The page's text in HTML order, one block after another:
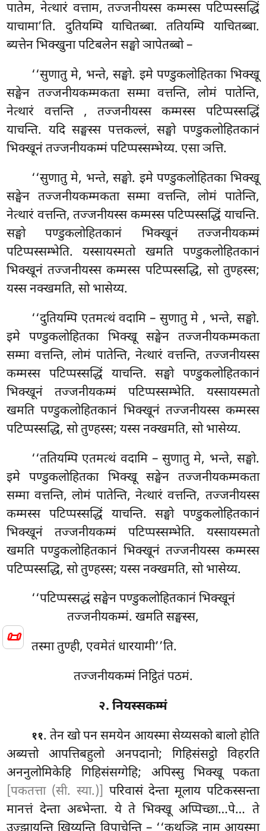
📜
पातेम, नेत्थारं वत्ताम, तज्जनीयस्स कम्मस्स पटिप्पस्सद्धिं
याचामा’ति. दुतियम्पि याचितब्बा. ततियम्पि याचितब्बा.
ब्यत्तेन भिक्खुना पटिबलेन सङ्घो ञापेतब्बो –
‘‘सुणातु मे, भन्ते, सङ्घो. इमे पण्डुकलोहितका भिक्खू
सङ्घेन तज्जनीयकम्मकता सम्मा वत्तन्ति, लोमं पातेन्ति,
नेत्थारं वत्तन्ति , तज्जनीयस्स कम्मस्स पटिप्पस्सद्धिं
याचन्ति. यदि सङ्घस्स पत्तकल्लं, सङ्घो पण्डुकलोहितकानं
भिक्खूनं तज्जनीयकम्मं पटिप्पस्सम्भेय्य. एसा ञत्ति.
‘‘सुणातु मे, भन्ते, सङ्घो. इमे पण्डुकलोहितका भिक्खू
सङ्घेन तज्जनीयकम्मकता सम्मा वत्तन्ति, लोमं पातेन्ति,
नेत्थारं वत्तन्ति, तज्जनीयस्स कम्मस्स पटिप्पस्सद्धिं याचन्ति.
सङ्घो पण्डुकलोहितकानं भिक्खूनं तज्जनीयकम्मं
पटिप्पस्सम्भेति. यस्सायस्मतो खमति पण्डुकलोहितकानं
भिक्खूनं तज्जनीयस्स कम्मस्स पटिप्पस्सद्धि, सो तुण्हस्स;
यस्स नक्खमति, सो भासेय्य.
‘‘दुतियम्पि एतमत्थं वदामि – सुणातु मे , भन्ते, सङ्घो.
इमे पण्डुकलोहितका भिक्खू सङ्घेन तज्जनीयकम्मकता
सम्मा वत्तन्ति, लोमं पातेन्ति, नेत्थारं वत्तन्ति, तज्जनीयस्स
कम्मस्स पटिप्पस्सद्धिं याचन्ति. सङ्घो पण्डुकलोहितकानं
भिक्खूनं तज्जनीयकम्मं पटिप्पस्सम्भेति. यस्सायस्मतो
खमति पण्डुकलोहितकानं भिक्खूनं तज्जनीयस्स कम्मस्स
पटिप्पस्सद्धि, सो तुण्हस्स; यस्स नक्खमति, सो भासेय्य.
‘‘ततियम्पि एतमत्थं वदामि – सुणातु मे, भन्ते, सङ्घो.
इमे पण्डुकलोहितका भिक्खू सङ्घेन तज्जनीयकम्मकता
सम्मा वत्तन्ति, लोमं पातेन्ति, नेत्थारं वत्तन्ति, तज्जनीयस्स
कम्मस्स पटिप्पस्सद्धिं याचन्ति. सङ्घो पण्डुकलोहितकानं
भिक्खूनं तज्जनीयकम्मं पटिप्पस्सम्भेति. यस्सायस्मतो
खमति पण्डुकलोहितकानं भिक्खूनं तज्जनीयस्स कम्मस्स
पटिप्पस्सद्धि, सो तुण्हस्स; यस्स नक्खमति, सो भासेय्य.
‘‘पटिप्पस्सद्धं सङ्घेन पण्डुकलोहितकानं भिक्खूनं
तज्जनीयकम्मं. खमति सङ्घस्स,
तस्मा तुण्ही, एवमेतं धारयामी’’ति.
तज्जनीयकम्मं निट्ठितं पठमं.
२. नियस्सकम्मं
११. तेनखो पन समयेन आयस्मा सेय्यसको बालो होति
अब्यत्तो आपत्तिबहुलो अनपदानो; गिहिसंसट्ठो विहरति
अननुलोमिकेहि गिहिसंसग्गेहि; अपिस्सु भिक्खू पकता
[पकतत्ता (सी. स्या.)] परिवासं देन्ता मूलाय पटिकस्सन्ता
मानत्तं देन्ता अब्भेन्ता. ये ते भिक्खू अप्पिच्छा…पे… ते